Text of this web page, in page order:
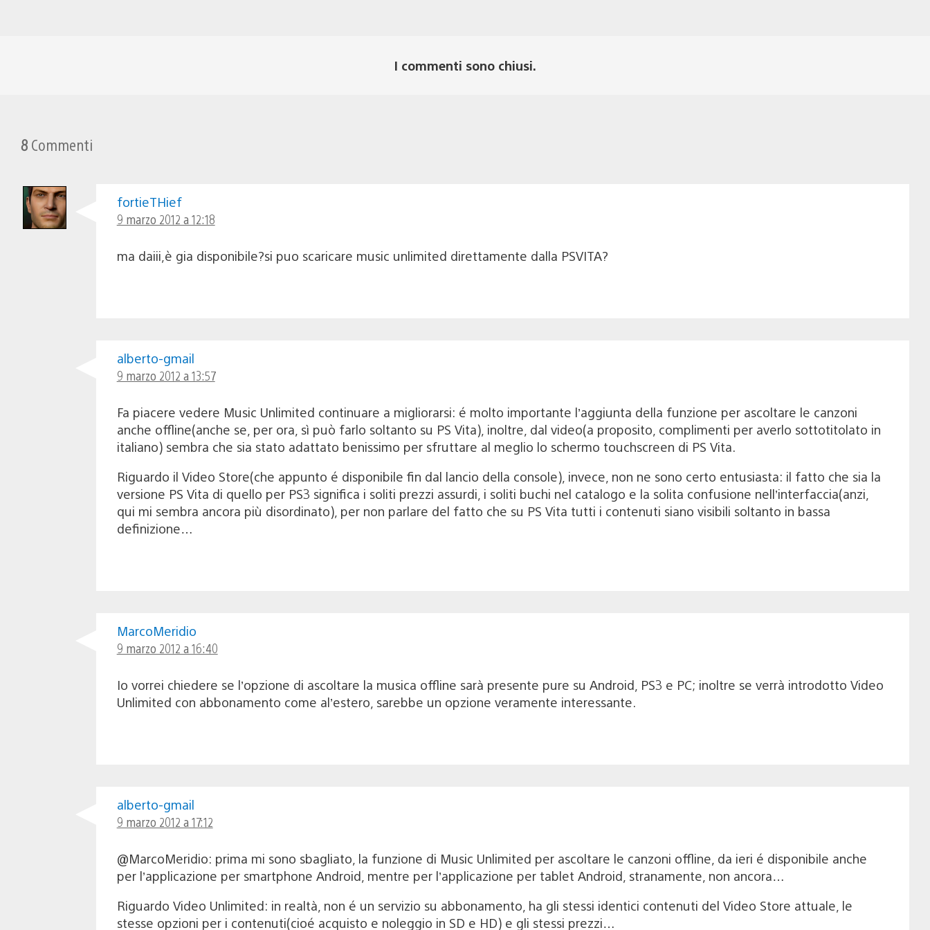
I commenti sono chiusi.
8 Commenti
fortieTHief
9 marzo 2012 a 12:18
ma daiii,è gia disponibile?si puo scaricare music unlimited direttamente dalla PSVITA?
alberto-gmail
9 marzo 2012 a 13:57
Fa piacere vedere Music Unlimited continuare a migliorarsi: é molto importante l’aggiunta della funzione per ascoltare le canzoni
anche offline(anche se, per ora, sì può farlo soltanto su PS Vita), inoltre, dal video(a proposito, complimenti per averlo sottotitolato in
italiano) sembra che sia stato adattato benissimo per sfruttare al meglio lo schermo touchscreen di PS Vita.
Riguardo il Video Store(che appunto é disponibile fin dal lancio della console), invece, non ne sono certo entusiasta: il fatto che sia la
versione PS Vita di quello per PS3 significa i soliti prezzi assurdi, i soliti buchi nel catalogo e la solita confusione nell’interfaccia(anzi,
qui mi sembra ancora più disordinato), per non parlare del fatto che su PS Vita tutti i contenuti siano visibili soltanto in bassa
definizione…
MarcoMeridio
9 marzo 2012 a 16:40
Io vorrei chiedere se l’opzione di ascoltare la musica offline sarà presente pure su Android, PS3 e PC; inoltre se verrà introdotto Video
Unlimited con abbonamento come al’estero, sarebbe un opzione veramente interessante.
alberto-gmail
9 marzo 2012 a 17:12
@MarcoMeridio: prima mi sono sbagliato, la funzione di Music Unlimited per ascoltare le canzoni offline, da ieri é disponibile anche
per l’applicazione per smartphone Android, mentre per l’applicazione per tablet Android, stranamente, non ancora…
Riguardo Video Unlimited: in realtà, non é un servizio su abbonamento, ha gli stessi identici contenuti del Video Store attuale, le
stesse opzioni per i contenuti(cioé acquisto e noleggio in SD e HD) e gli stessi prezzi…